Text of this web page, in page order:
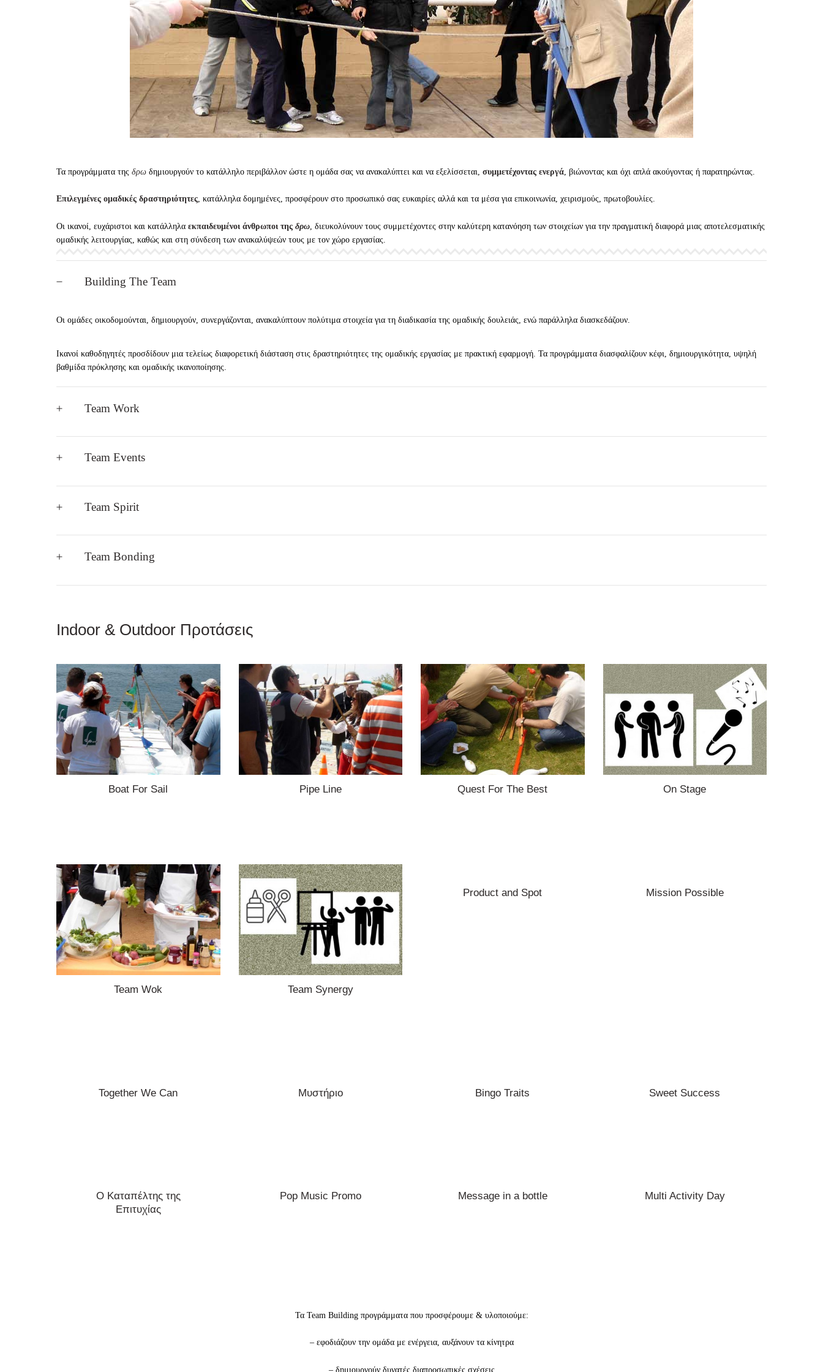
Τα προγράμματα της δρω δημιουργούν το κατάλληλο περιβάλλον ώστε η ομάδα σας να ανακαλύπτει και να εξελίσσεται, συμμετέχοντας ενεργά , βιώνοντας και όχι απλά ακούγοντας ή παρατηρώντας.
Επιλεγμένες ομαδικές δραστηριότητες, κατάλληλα δομημένες, προσφέρουν στο προσωπικό σας ευκαιρίες αλλά και τα μέσα για επικοινωνία, χειρισμούς, πρωτοβουλίες.
Οι ικανοί, ευχάριστοι και κατάλληλα εκπαιδευμένοι άνθρωποι της δρω , διευκολύνουν τους συμμετέχοντες στην καλύτερη κατανόηση των στοιχείων για την πραγματική διαφορά μιας αποτελεσματικής
ομαδικής λειτουργίας, καθώς και στη σύνδεση των ανακαλύψεών τους με τον χώρο εργασίας.
Building The Team
Οι ομάδες οικοδομούνται, δημιουργούν, συνεργάζονται, ανακαλύπτουν πολύτιμα στοιχεία για τη διαδικασία της ομαδικής δουλειάς, ενώ παράλληλα διασκεδάζουν.
Ικανοί καθοδηγητές προσδίδουν μια τελείως διαφορετική διάσταση στις δραστηριότητες της ομαδικής εργασίας με πρακτική εφαρμογή. Τα προγράμματα διασφαλίζουν κέφι, δημιουργικότητα, υψηλή
βαθμίδα πρόκλησης και ομαδικής ικανοποίησης.
Team Work
Team Events
Team Spirit
Team Bonding
Indoor & Outdoor Προτάσεις
Boat For Sail Pipe Line Quest For The Best On Stage
Team Wok Team Synergy
Product and Spot Mission Possible
Together We Can Μυστήριο Bingo Traits Sweet Success
Ο Καταπέλτης της
Επιτυχίας
Pop Music Promo Message in a bottle Multi Activity Day
Τα Team Building προγράμματα που προσφέρουμε & υλοποιούμε:
– εφοδιάζουν την ομάδα με ενέργεια, αυξάνουν τα κίνητρα
– δημιουργούν δυνατές διαπροσωπικές σχέσεις